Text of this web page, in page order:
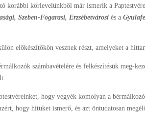
korábbi körlevelünkből már ismerik a
Szeben-Fogarasi, Erzsébetvárosi és a
előkészítőkön vesznek részt, amelyeket a
számbavételére és felkészítésük meg-
hogy vegyék komolyan a
hogy hitüket ismerő, és azt öntudatosan